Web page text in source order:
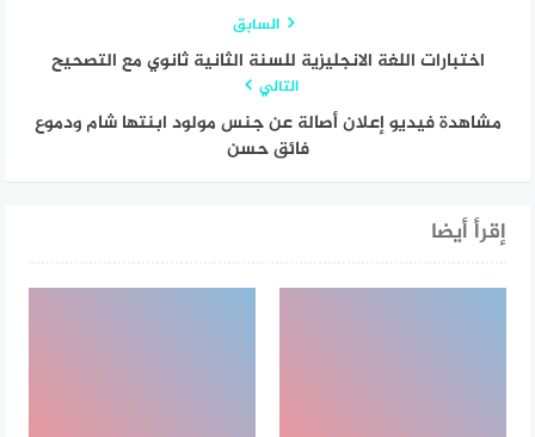
السابق
اختبارات اللغة الانجليزية للسنة الثانية ثانوي مع التصحيح
التالي
مشاهدة فيديو إعلان أصالة عن جنس مولود ابنتها شام ودموع
فائق حسن
إقرأ أيضا